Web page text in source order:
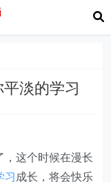
淡的学习
，这个时候在漫长
习 成长，将会快乐